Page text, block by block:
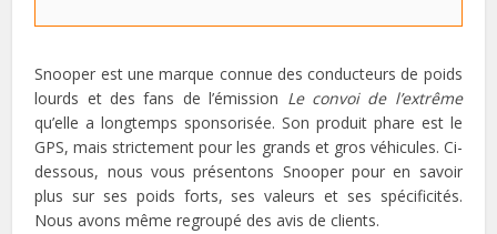
Snooper est une marque connue des conducteurs de poids
lourds et des fans de l’émission Le convoi de l’extrême
qu’elle a longtemps sponsorisée. Son produit phare est le
GPS, mais strictement pour les grands et gros véhicules. Ci-
dessous, nous vous présentons Snooper pour en savoir
plus sur ses poids forts, ses valeurs et ses spécificités.
Nous avons même regroupé des avis de clients.